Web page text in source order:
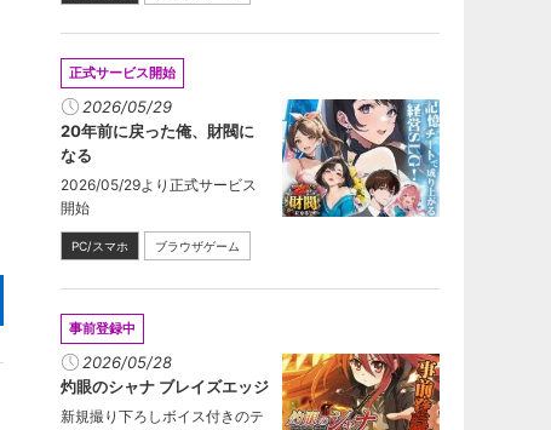
正式サービス開始
2026/05/29
20年前に戻った俺、財閥に
なる
2026/05/29より正式サービス
開始
PC/スマホ ブラウザゲーム
事前登録中
2026/05/28
灼眼のシャナ ブレイズエッジ
新規撮り下ろしボイス付きのテ